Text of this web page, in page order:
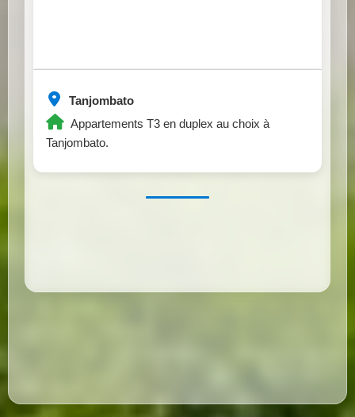
Tanjombato
Appartements T3 en duplex au choix à
Tanjombato.